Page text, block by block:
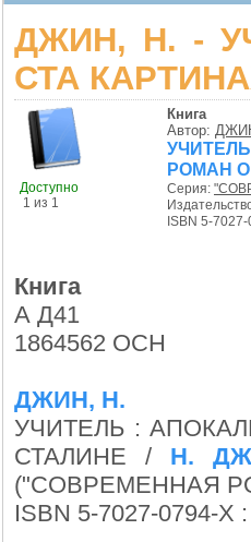
ДЖИН, Н. -
СТА
Доступно
1 из 1
Книга
Автор:
РОМАН
Серия:
ISBN 5-
Книга
А Д41
1864562 ОСН
ДЖИН, Н.
УЧИТЕЛЬ :
СТАЛИНЕ / Н.
("СОВРЕМЕННАЯ
ISBN 5-7027-0794-Х